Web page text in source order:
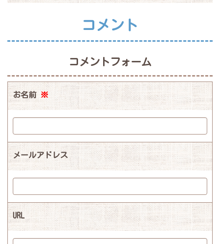
コメント
コメントフォーム
お名前 ※
メールアドレス
URL